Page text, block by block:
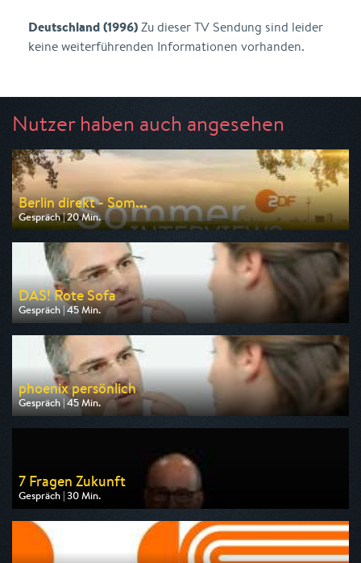
Deutschland (1996)Zu dieser TV Sendung sind leider
keine weiterführenden Informationen vorhanden.
Nutzer haben auch angesehen
Berlin direkt - Som...
Gespräch | 20 Min.
Ausgestrahlt von ZDF
am 09.08.2026, 19:10
DAS! Rote Sofa
Gespräch | 45 Min.
Ausgestrahlt von NDR
am 06.08.2026, 18:45
phoenix persönlich
Gespräch | 45 Min.
Ausgestrahlt von Phoenix
am 09.08.2026, 11:15
7 Fragen Zukunft
Gespräch | 30 Min.
Ausgestrahlt von ARD alpha
am 06.08.2026, 23:00